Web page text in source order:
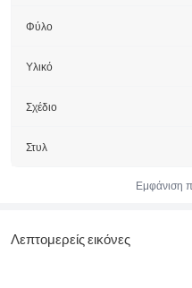
Φύλο
Υλικό
Σχέδιο
Στυλ
Εμφάνιση
Λεπτομερείς εικόνες